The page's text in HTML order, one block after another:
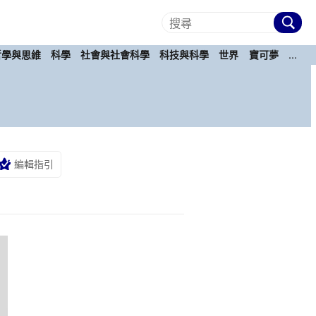
與思維 科學 社會與社會科學 科技與科學 世界 寶可夢 ...
編輯指引